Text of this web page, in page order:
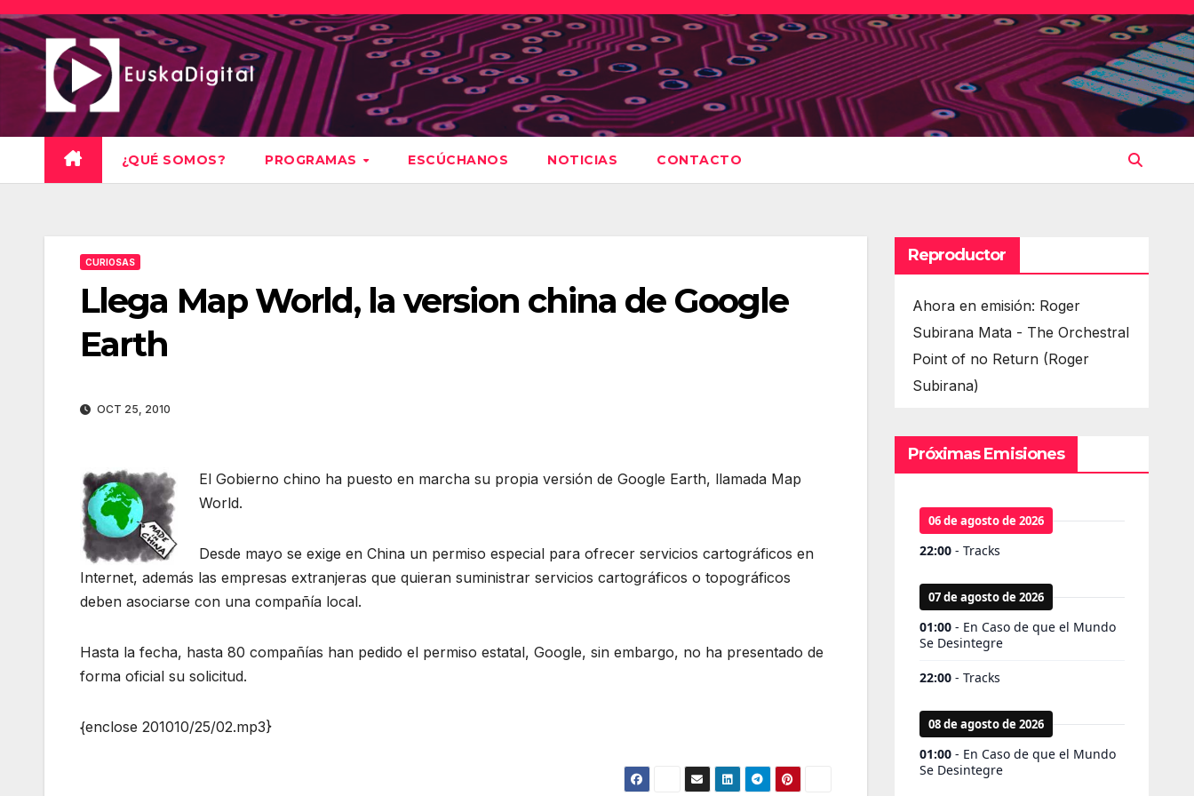
Saltar
al
contenido
¿QUÉ SOMOS? PROGRAMAS ESCÚCHANOS NOTICIAS CONTACTO
CURIOSAS
Llega Map World, la version china de Google
Earth
OCT 25, 2010
El Gobierno chino ha puesto en marcha su propia versión de Google Earth, llamada Map
World.
Desde mayo se exige en China un permiso especial para ofrecer servicios cartográficos en
Internet, además las empresas extranjeras que quieran suministrar servicios cartográficos o topográficos
deben asociarse con una compañía local.
Hasta la fecha, hasta 80 compañías han pedido el permiso estatal, Google, sin embargo, no ha presentado de
forma oficial su solicitud.
{enclose 201010/25/02.mp3}
Reproductor
Ahora en emisión: Roger
Subirana Mata - The Orchestral
Point of no Return (Roger
Subirana)
Próximas Emisiones